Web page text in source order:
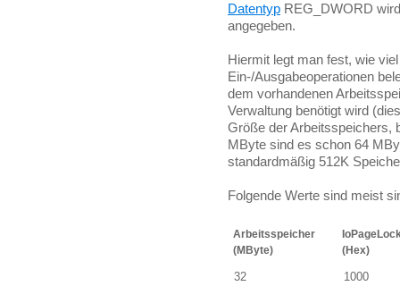
Datentyp REG_DWORD
angegeben.
Hiermit legt man fest, wie
Ein-/Ausgabeoperationen
dem vorhandenen
Verwaltung benötigt wird
Größe der Arbeitsspeichers,
MByte sind es schon 64
standardmäßig 512K
Folgende Werte sind meist
Arbeitsspeicher
(MByte)
(Hex)
32
1000